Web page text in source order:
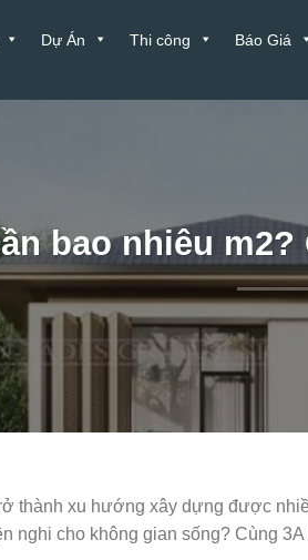
Dự Án Thi công Báo Giá
bao nhiêu
thành xu hướng xây dựng được
nghi cho không gian sống? Cùng